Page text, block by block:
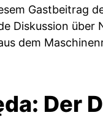
Gastbeitrag
Diskussion
dem
Der